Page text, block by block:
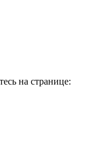
на странице: